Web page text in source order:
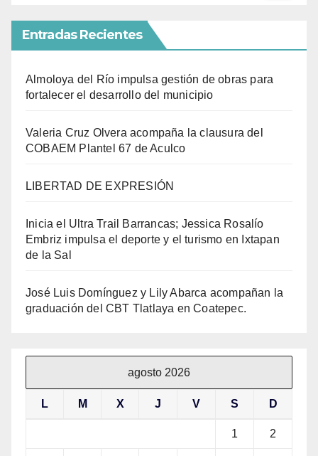
Entradas Recientes
Almoloya del Río impulsa gestión de obras para
fortalecer el desarrollo del municipio
Valeria Cruz Olvera acompaña la clausura del
COBAEM Plantel 67 de Aculco
LIBERTAD DE EXPRESIÓN
Inicia el Ultra Trail Barrancas; Jessica Rosalío
Embriz impulsa el deporte y el turismo en Ixtapan
de la Sal
José Luis Domínguez y Lily Abarca acompañan la
graduación del CBT Tlatlaya en Coatepec.
agosto 2026
L M X J V S D
1 2